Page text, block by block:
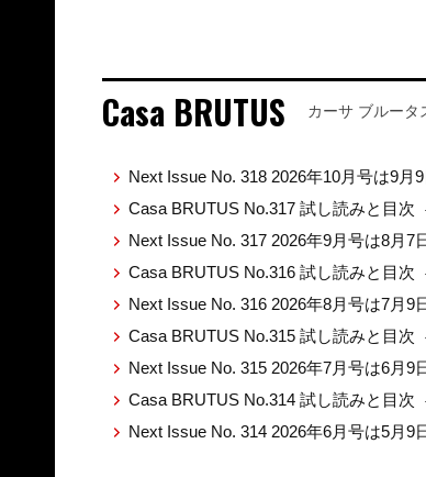
Casa BRUTUS カーサ ブルータ
Next Issue No. 318 2026年10月号は9月9
Casa BRUTUS No.317 試し読みと目次
Next Issue No. 317 2026年9月号は8月7
Casa BRUTUS No.316 試し読みと目次
Next Issue No. 316 2026年8月号は7月9
Casa BRUTUS No.315 試し読みと目次
Next Issue No. 315 2026年7月号は6月9
Casa BRUTUS No.314 試し読みと目次
Next Issue No. 314 2026年6月号は5月9